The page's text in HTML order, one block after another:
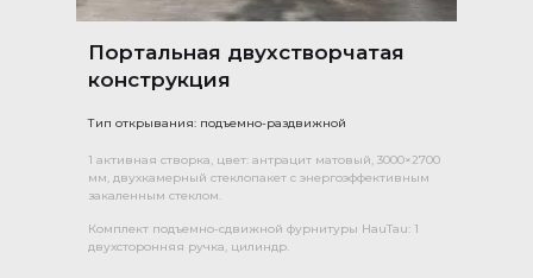
Портальная двухстворчатая
конструкция
Тип открывания: подъемно-раздвижной
1 активная створка, цвет: антрацит матовый, 3000×2700
мм, двухкамерный стеклопакет с энергоэффективным
закаленным стеклом.
Комплект подъемно-сдвижной фурнитуры HauTau: 1
двухсторонняя ручка, цилиндр.